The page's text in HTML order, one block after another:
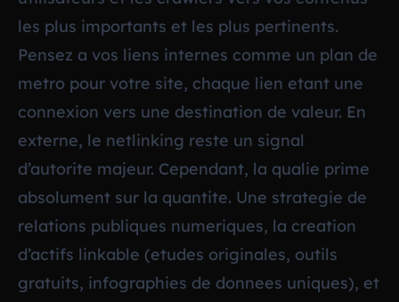
les plus importants et les plus pertinents.
Pensez a vos liens internes comme un plan de
metro pour votre site, chaque lien etant une
connexion vers une destination de valeur. En
externe, le netlinking reste un signal
d’autorite majeur. Cependant, la qualie prime
absolument sur la quantite. Une strategie de
relations publiques numeriques, la creation
d’actifs linkable (etudes originales, outils
gratuits, infographies de donnees uniques), et